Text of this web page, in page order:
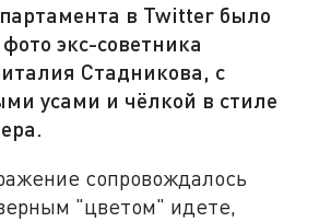
в Twitter было
экс-советника
Стадникова, с
усами и чёлкой в стиле
сопровождалось
"цветом" идете,